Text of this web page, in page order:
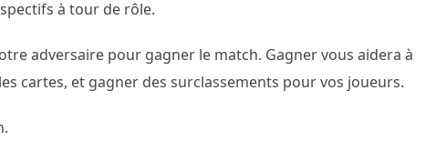
à tour de rôle.
adversaire pour gagner le match. Gagner vous aidera à
cartes, et gagner des surclassements pour vos joueurs.